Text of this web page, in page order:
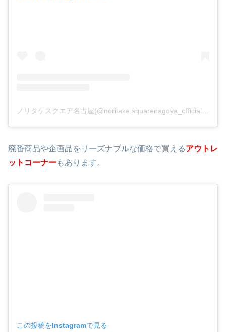
廃番商品や企画品をリーズナブルな価格で買えるアウトレ
ットコーナーもあります。
この投稿をInstagramで見る